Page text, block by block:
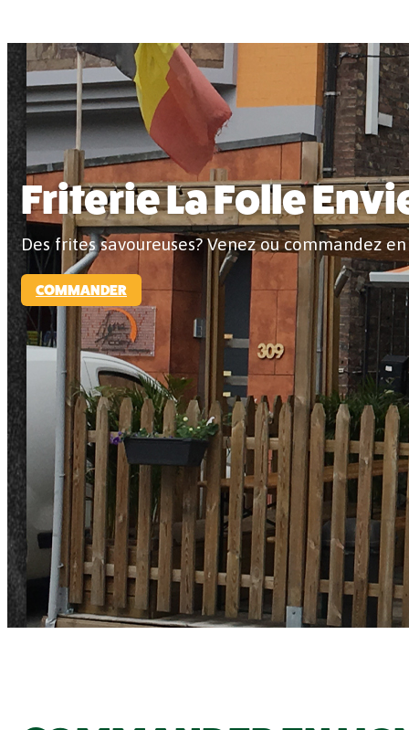
Friterie La Folle
Des frites savoureuses? Venez ou commandez
COMMANDER